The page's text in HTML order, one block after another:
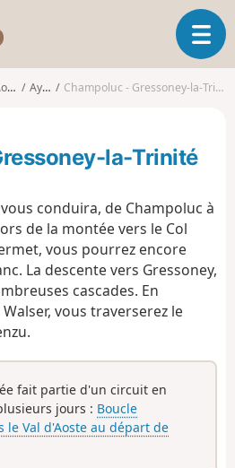
s
o
d
O
u
v
a
g
n
Ayas Champoluc - Gressoney-la-Trinité
la-Trinité
conduira, de Champoluc à
de la montée vers le Col
vous pourrez encore
La descente vers Gressoney,
cascades. En
vous traverserez le
fait partie d'un circuit en
jours : Boucle
le Val d'Aoste au départ de